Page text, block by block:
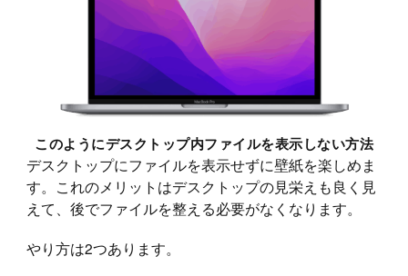
このようにデスクトップ内ファイルを表示しない方法
デスクトップにファイルを表示せずに壁紙を楽しめま
す。これのメリットはデスクトップの見栄えも良く見
えて、後でファイルを整える必要がなくなります。
やり方は2つあります。